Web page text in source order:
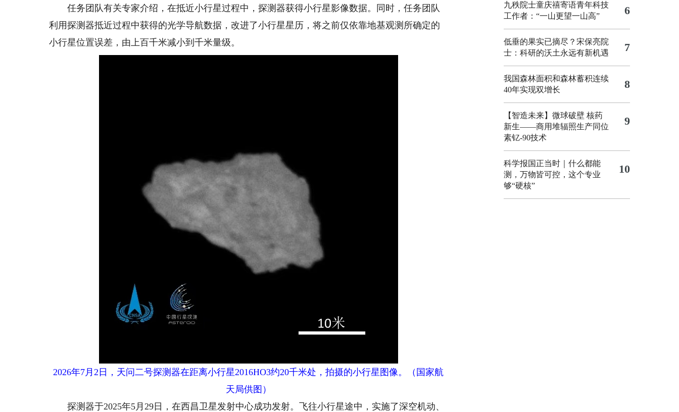
任务团队有关专家介绍，在抵近小行星过程中，探测器获得小行星影像数据。同时，任务团队
利用探测器抵近过程中获得的光学导航数据，改进了小行星星历，将之前仅依靠地基观测所确定的
小行星位置误差，由上百千米减小到千米量级。
2026年7月2日，天问二号探测器在距离小行星2016HO3约20千米处，拍摄的小行星图像。（国家航
天局供图）
探测器于2025年5月29日，在西昌卫星发射中心成功发射。飞往小行星途中，实施了深空机动、
九秩院士童庆禧寄语青年科技
工作者：“一山更望一山高”
6
低垂的果实已摘尽？宋保亮院
士：科研的沃土永远有新机遇
7
我国森林面积和森林蓄积连续
40年实现双增长
8
【智造未来】微球破壁 核药
新生——商用堆辐照生产同位
素钇-90技术
9
科学报国正当时｜什么都能
测，万物皆可控，这个专业
够“硬核”
10